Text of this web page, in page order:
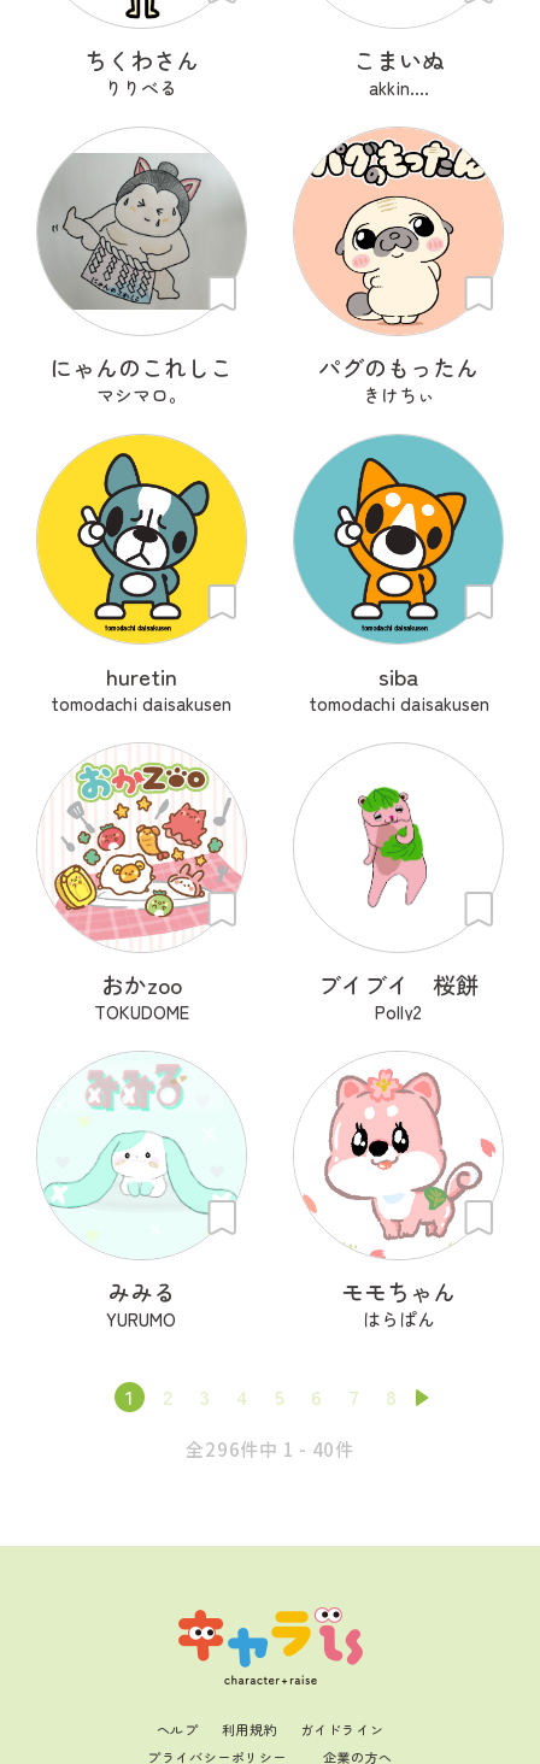
ちくわさん
りりべる
こまいぬ
akkin....
にゃんのこれしこ
マシマロ。
パグのもったん
きけちぃ
huretin
tomodachi daisakusen
siba
tomodachi daisakusen
おかzoo
TOKUDOME
ブイブイ 桜餅
Polly2
みみる
YURUMO
モモちゃん
はらぱん
1 2 3 4 5 6 7 8
全296件中 1 - 40件
ヘルプ 利用規約
ガイドライン
プライバシーポリシー
企業の方へ